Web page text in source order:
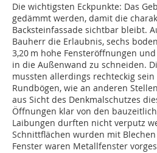
Die wichtigsten Eckpunkte: Das
gedämmt werden, damit die
Backsteinfassade sichtbar bleibt.
Bauherr die Erlaubnis, sechs
3,20 m hohe Fensteröffnungen
in die Außenwand zu schneiden.
mussten allerdings rechteckig
Rundbögen, wie an anderen
aus Sicht des Denkmalschutzes
Öffnungen klar von den
Laibungen durften nicht verputz
Schnittflächen wurden mit
Fenster waren Metallfenster